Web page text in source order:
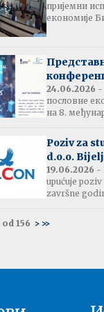
Обавјештење:
Издавање потврда
прије љетне паузе
Резултати испита:
Монетарна
Резултати испита и
термин усменог
Енглески језик 2
Друга година - 03.07.2026
Енглески језик 1
пријемни
економије
24.06.2026 -
пословне
на 8.
Poziv za
d.o.o.
19.06.2026 -
upućuje
završne
156 > >>